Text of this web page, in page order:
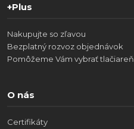
+Plus
Nakupujte so zľavou
Bezplatný rozvoz objednávok
Pomôžeme Vám vybrať tlačiareň
O nás
Certifikáty